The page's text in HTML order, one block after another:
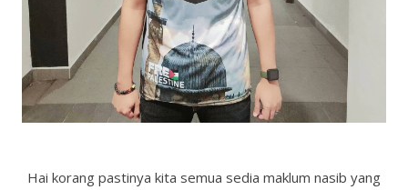
Hai korang pastinya kita semua sedia maklum nasib yang